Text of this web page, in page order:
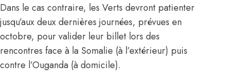
Dans le cas contraire, les Verts devront patienter
jusqu’aux deux dernières journées, prévues en
octobre, pour valider leur billet lors des
rencontres face à la Somalie (à l’extérieur) puis
contre l’Ouganda (à domicile).